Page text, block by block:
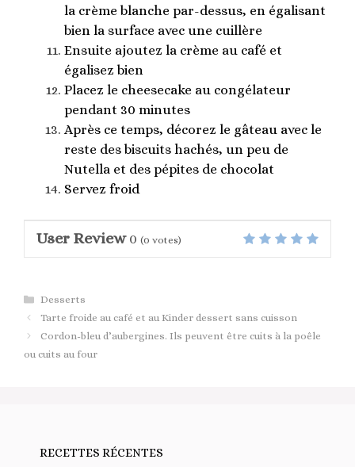
la crème blanche par-dessus, en égalisant
bien la surface avec une cuillère
Ensuite ajoutez la crème au café et
égalisez bien
Placez le cheesecake au congélateur
pendant 30 minutes
Après ce temps, décorez le gâteau avec le
reste des biscuits hachés, un peu de
Nutella et des pépites de chocolat
Servez froid
User Review 0 (0 votes)
Catégories
Desserts
Tarte froide au café et au Kinder dessert sans cuisson
Cordon-bleu d’aubergines. Ils peuvent être cuits à la poêle
ou cuits au four
RECETTES RÉCENTES